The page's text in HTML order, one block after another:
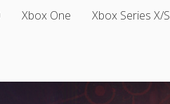
Xbox One Xbox Series X/S